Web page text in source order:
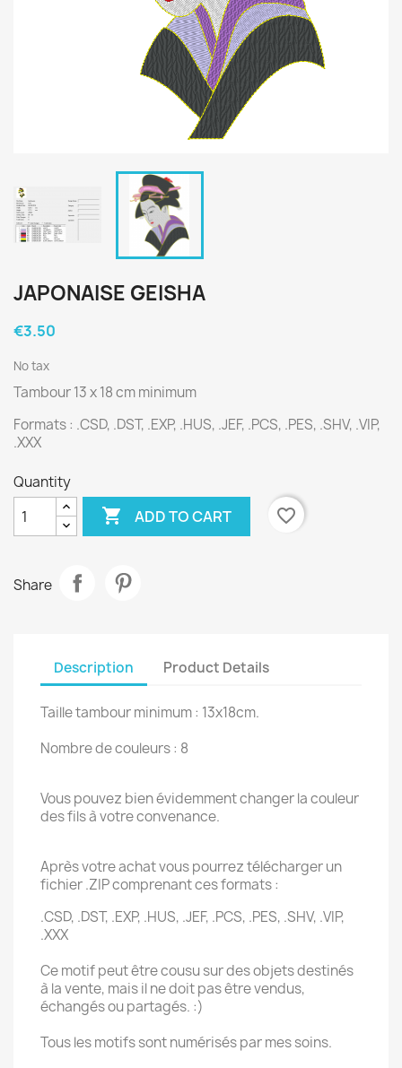
JAPONAISE GEISHA
€3.50
No tax
Tambour 13 x 18 cm minimum
Formats : .CSD, .DST, .EXP, .HUS, .JEF, .PCS, .PES, .SHV, .VIP,
.XXX
Quantity
 ADD TO CART favorite_border
Share
Description Product Details
Taille tambour minimum : 13x18cm.
Nombre de couleurs : 8
Vous pouvez bien évidemment changer la couleur
des fils à votre convenance.
Après votre achat vous pourrez télécharger un
fichier .ZIP comprenant ces formats :
.CSD, .DST, .EXP, .HUS, .JEF, .PCS, .PES, .SHV, .VIP,
.XXX
Ce motif peut être cousu sur des objets destinés
à la vente, mais il ne doit pas être vendus,
échangés ou partagés. :)
Tous les motifs sont numérisés par mes soins.